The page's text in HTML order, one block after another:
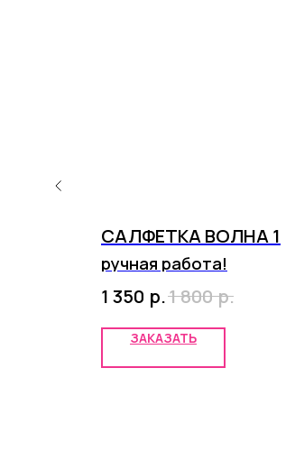
САЛФЕТКА ВОЛНА 1
ручная работа!
1 350 р.1 800 р.
ЗАКАЗАТЬ